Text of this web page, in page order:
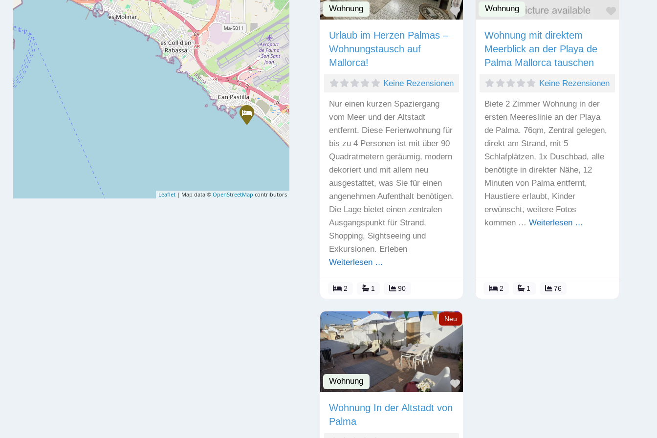
Leaflet| Map data © OpenStreetMap contributors
Wohnung Favorit
Urlaub im Herzen Palmas –
Wohnungstausch auf
Mallorca!
Keine Rezensionen
Nur einen kurzen Spaziergang
vom Meer und der Altstadt
entfernt. Diese Ferienwohnung für
bis zu 4 Personen ist mit über 90
Quadratmetern geräumig, modern
dekoriert und mit allem neu
ausgestattet, was Sie für einen
angenehmen Aufenthalt benötigen.
Die Lage bietet einen zentralen
Ausgangspunkt für Strand,
Shopping, Sightseeing und
Exkursionen. Erleben
Weiterlesen …
2 1 90
Wohnung Favorit
Wohnung mit direktem
Meerblick an der Playa de
Palma Mallorca tauschen
Keine Rezensionen
Biete 2 Zimmer Wohnung in der
ersten Meereslinie an der Playa
de Palma. 76qm, Zentral gelegen,
direkt am Strand, mit 5
Schlafplätzen, 1x Duschbad, alle
benötigte in direkter Nähe, 12
Minuten von Palma entfernt,
Haustiere erlaubt, Kinder
erwünscht, weitere Fotos
kommen …Weiterlesen …
2 1 76
Neu
Wohnung Favorit
Wohnung In der Altstadt von
Palma